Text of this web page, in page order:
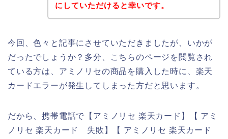
にしていただけると幸いです。
今回、色々と記事にさせていただきましたが、いかが
だったでしょうか？多分、こちらのページを閲覧され
ている方は、アミノリセの商品を購入した時に、楽天
カードエラーが発生してしまった方だと思います。
だから、携帯電話で【アミノリセ 楽天カード】【 アミ
ノリセ 楽天カード 失敗】【 アミノリセ 楽天カード